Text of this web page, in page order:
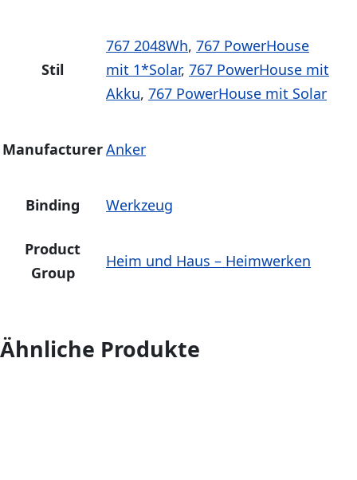
Stil
767 2048Wh, 767 PowerHouse
mit 1*Solar, 767 PowerHouse mit
Akku, 767 PowerHouse mit Solar
ManufacturerAnker
Binding Werkzeug
Product
Group
Heim und Haus – Heimwerken
Ähnliche Produkte